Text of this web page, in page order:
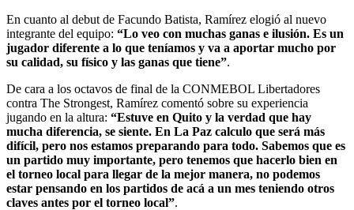
En cuanto al debut de Facundo Batista, Ramírez elogió al nuevo
integrante del equipo: “Lo veo con muchas ganas e ilusión. Es un
jugador diferente a lo que teníamos y va a aportar mucho por
su calidad, su físico y las ganas que tiene”.
De cara a los octavos de final de la CONMEBOL Libertadores
contra The Strongest, Ramírez comentó sobre su experiencia
jugando en la altura: “Estuve en Quito y la verdad que hay
mucha diferencia, se siente. En La Paz calculo que será más
difícil, pero nos estamos preparando para todo. Sabemos que es
un partido muy importante, pero tenemos que hacerlo bien en
el torneo local para llegar de la mejor manera, no podemos
estar pensando en los partidos de acá a un mes teniendo otros
claves antes por el torneo local”.